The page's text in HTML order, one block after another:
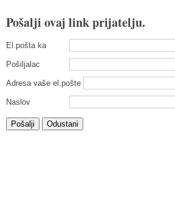
Pošalji ovaj link prijatelju.
El.pošta ka
Pošiljalac
Adresa vaše el.pošte
Naslov
Pošalji Odustani